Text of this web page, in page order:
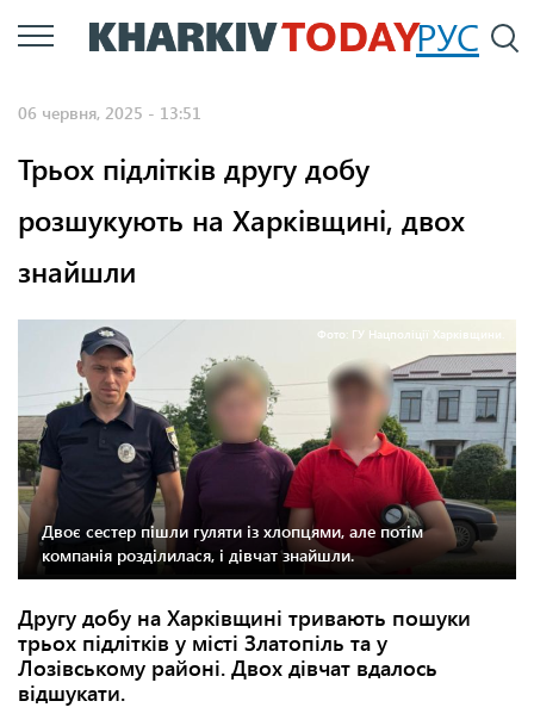
Перейти
до
РУС
06 червня, 2025 - 13:51
Трьох підлітків другу добу
розшукують на Харківщині, двох
знайшли
Фото: ГУ Нацполіції Харківщини.
Двоє сестер пішли гуляти із хлопцями, але потім
компанія розділилася, і дівчат знайшли.
Другу добу на Харківщині тривають пошуки
трьох підлітків у місті Златопіль та у
Лозівському районі. Двох дівчат вдалось
відшукати.